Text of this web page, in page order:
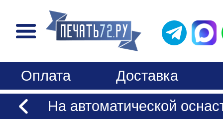
Оплата
Доставка
На автоматической